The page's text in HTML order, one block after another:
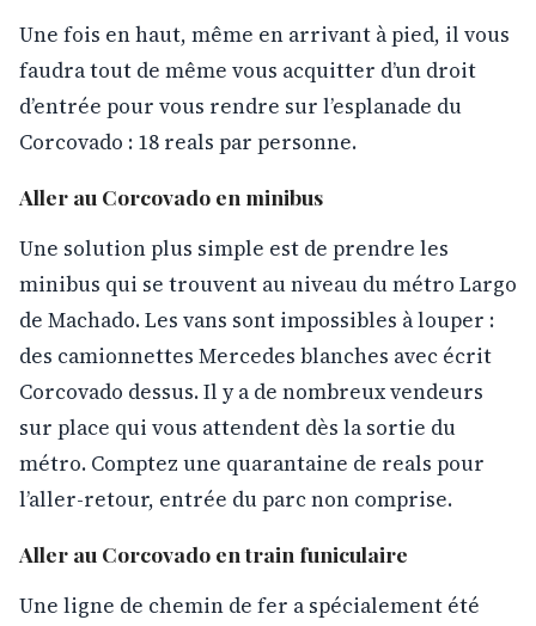
Une fois en haut, même en arrivant à pied, il vous
faudra tout de même vous acquitter d’un droit
d’entrée pour vous rendre sur l’esplanade du
Corcovado : 18 reals par personne.
Aller au Corcovado en minibus
Une solution plus simple est de prendre les
minibus qui se trouvent au niveau du métro Largo
de Machado. Les vans sont impossibles à louper :
des camionnettes Mercedes blanches avec écrit
Corcovado dessus. Il y a de nombreux vendeurs
sur place qui vous attendent dès la sortie du
métro. Comptez une quarantaine de reals pour
l’aller-retour, entrée du parc non comprise.
Aller au Corcovado en train funiculaire
Une ligne de chemin de fer a spécialement été